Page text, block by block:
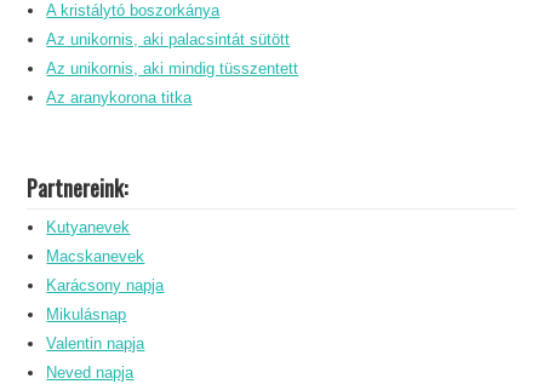
A kristálytó boszorkánya
Az unikornis, aki palacsintát sütött
Az unikornis, aki mindig tüsszentett
Az aranykorona titka
Partnereink:
Kutyanevek
Macskanevek
Karácsony napja
Mikulásnap
Valentin napja
Neved napja